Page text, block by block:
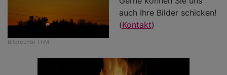
Bildrechte ThM
auch Ihre Bilder schicken!
(Kontakt)